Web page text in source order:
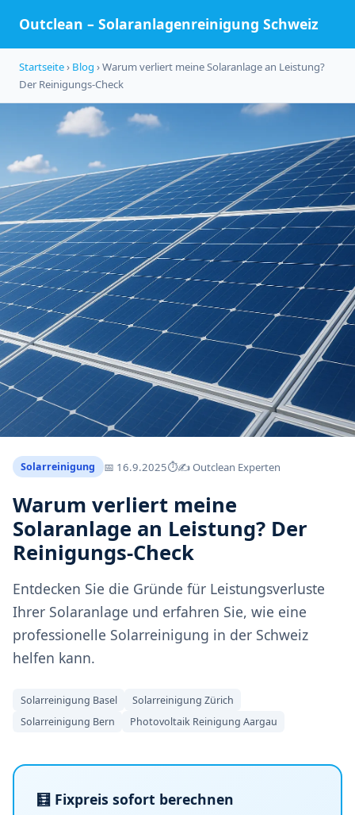
Outclean – Solaranlagenreinigung Schweiz
Startseite› Blog › Warum verliert meine Solaranlage an Leistung?
Der Reinigungs-Check
Solarreinigung 📅 16.9.2025⏱✍️ Outclean Experten
Warum verliert meine
Solaranlage an Leistung? Der
Reinigungs-Check
Entdecken Sie die Gründe für Leistungsverluste
Ihrer Solaranlage und erfahren Sie, wie eine
professionelle Solarreinigung in der Schweiz
helfen kann.
Solarreinigung Basel
Solarreinigung Zürich
Solarreinigung Bern
Photovoltaik Reinigung Aargau
🧮 Fixpreis sofort berechnen